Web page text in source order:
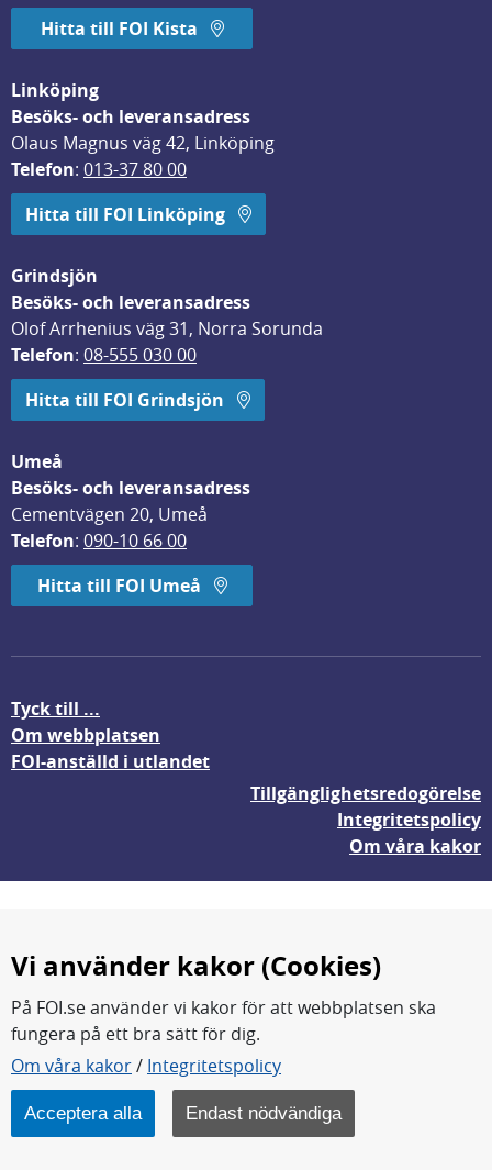
Hitta till FOI Kista
Linköping
Besöks- och leveransadress
Olaus Magnus väg 42, Linköping
Telefon: 013-37 80 00
Hitta till FOI Linköping
Grindsjön
Besöks- och leveransadress
Olof Arrhenius väg 31, Norra Sorunda
Telefon: 08-555 030 00
Hitta till FOI Grindsjön
Umeå
Besöks- och leveransadress
Cementvägen 20, Umeå
Telefon: 090-10 66 00
Hitta till FOI Umeå
Tyck till ...
Om webbplatsen
FOI-anställd i utlandet
Tillgänglighetsredogörelse
Integritetspolicy
Om våra kakor
FOI forskar för en säkrare värld.
FOI:s kärnverksamhet är forskning, metod- och
teknikutveckling samt analyser och studier.
Myndigheten ligger under Försvarsdepartementet.
Vi använder kakor (Cookies)
På FOI.se använder vi kakor för att webbplatsen ska
fungera på ett bra sätt för dig.
Om våra kakor/ Integritetspolicy
Acceptera alla Endast nödvändiga